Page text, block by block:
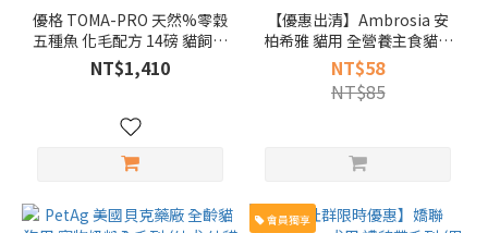
優格 TOMA-PRO 天然%零穀
五種魚 化毛配方 14磅 貓飼料
(優惠+免運 5種魚 貓糧)
NT$1,410
【優惠出清】Ambrosia 安
柏希雅 貓用 全營養主食貓罐
150g 貓罐 (神之首選 貓主食
貓罐頭 天然膳食)
NT$58
NT$85
會員獨享